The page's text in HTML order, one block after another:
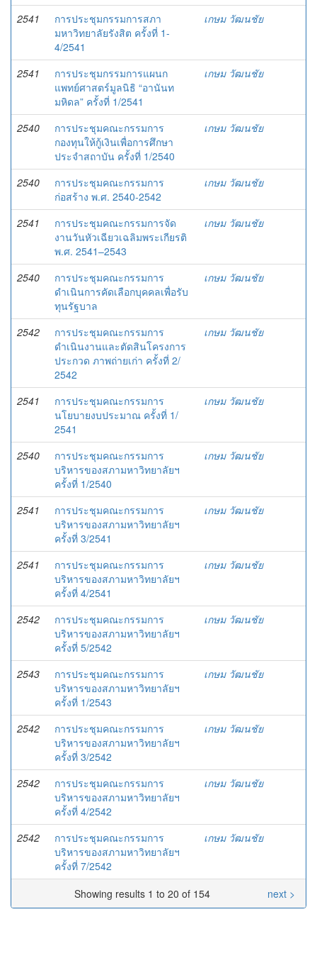
2541
การประชุมกรรมการสภา
มหาวิทยาลัยรังสิต ครั้งที่ 1-
4/2541
เกษม วัฒนชัย
2541
การประชุมกรรมการแผนก
แพทย์ศาสตร์มูลนิธิ “อานันท
มหิดล” ครั้งที่ 1/2541
เกษม วัฒนชัย
2540
การประชุมคณะกรรมการ
กองทุนให้กู้เงินเพื่อการศึกษา
ประจำสถาบัน ครั้งที่ 1/2540
เกษม วัฒนชัย
2540
การประชุมคณะกรรมการ
ก่อสร้าง พ.ศ. 2540-2542
เกษม วัฒนชัย
2541
การประชุมคณะกรรมการจัด
งานวันหัวเฉียวเฉลิมพระเกียรติ
พ.ศ. 2541–2543
เกษม วัฒนชัย
2540
การประชุมคณะกรรมการ
ดำเนินการคัดเลือกบุคคลเพื่อรับ
ทุนรัฐบาล
เกษม วัฒนชัย
2542
การประชุมคณะกรรมการ
ดำเนินงานและตัดสินโครงการ
ประกวด ภาพถ่ายเก่า ครั้งที่ 2/
2542
เกษม วัฒนชัย
2541
การประชุมคณะกรรมการ
นโยบายงบประมาณ ครั้งที่ 1/
2541
เกษม วัฒนชัย
2540
การประชุมคณะกรรมการ
บริหารของสภามหาวิทยาลัยฯ
ครั้งที่ 1/2540
เกษม วัฒนชัย
2541
การประชุมคณะกรรมการ
บริหารของสภามหาวิทยาลัยฯ
ครั้งที่ 3/2541
เกษม วัฒนชัย
2541
การประชุมคณะกรรมการ
บริหารของสภามหาวิทยาลัยฯ
ครั้งที่ 4/2541
เกษม วัฒนชัย
2542
การประชุมคณะกรรมการ
บริหารของสภามหาวิทยาลัยฯ
ครั้งที่ 5/2542
เกษม วัฒนชัย
2543
การประชุมคณะกรรมการ
บริหารของสภามหาวิทยาลัยฯ
ครั้งที่ 1/2543
เกษม วัฒนชัย
2542
การประชุมคณะกรรมการ
บริหารของสภามหาวิทยาลัยฯ
ครั้งที่ 3/2542
เกษม วัฒนชัย
2542
การประชุมคณะกรรมการ
บริหารของสภามหาวิทยาลัยฯ
ครั้งที่ 4/2542
เกษม วัฒนชัย
2542
การประชุมคณะกรรมการ
บริหารของสภามหาวิทยาลัยฯ
ครั้งที่ 7/2542
เกษม วัฒนชัย
Showing results 1 to 20 of 154 next >